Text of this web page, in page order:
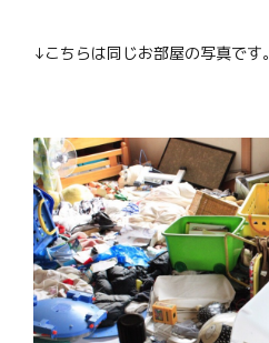
↓こちらは同じお部屋の写真です。